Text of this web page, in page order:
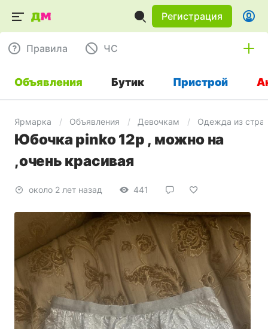
Регистрация
Правила ЧC
Объявления Бутик Пристрой
Ярмарка Объявления Девочкам Одежда из
Юбочка pinko 12р , можно на
,очень красивая
около 2 лет назад 441